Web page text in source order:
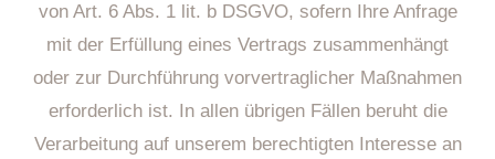
von Art. 6 Abs. 1 lit. b DSGVO, sofern Ihre Anfrage
mit der Erfüllung eines Vertrags zusammenhängt
oder zur Durchführung vorvertraglicher Maßnahmen
erforderlich ist. In allen übrigen Fällen beruht die
Verarbeitung auf unserem berechtigten Interesse an